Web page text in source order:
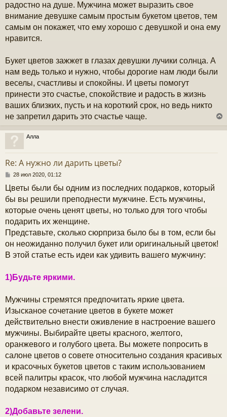
радостно на душе. Мужчина может выразить свое
внимание девушке самым простым букетом цветов, тем
самым он покажет, что ему хорошо с девушкой и она ему
нравится.
Букет цветов зажжет в глазах девушки лучики солнца. А
нам ведь только и нужно, чтобы дорогие нам люди были
веселы, счастливы и спокойны. И цветы помогут
принести это счастье, спокойствие и радость в жизнь
ваших близких, пусть и на короткий срок, но ведь никто
не запретил дарить это счастье чаще.
р
Алла
Re: А нужно ли дарить цветы?
С
о
б
е
н
е
28 июл 2020, 01:12
Цветы были бы одним из последних подарков, который
бы вы решили преподнести мужчине. Есть мужчины,
которые очень ценят цветы, но только для того чтобы
подарить их женщине.
Представьте, сколько сюрприза было бы в том, если бы
он неожиданно получил букет или оригинальный цветок!
В этой статье есть идеи как удивить вашего мужчину:
1)Будьте яркими.
Мужчины стремятся предпочитать яркие цвета.
Изысканое сочетание цветов в букете может
действительно внести оживление в настроение вашего
мужчины. Выбирайте цветы красного, желтого,
оранжевого и голубого цвета. Вы можете попросить в
салоне цветов о совете относительно создания красивых
и красочных букетов цветов с таким использованием
всей палитры красок, что любой мужчина насладится
подарком независимо от случая.
2)Добавьте зелени.